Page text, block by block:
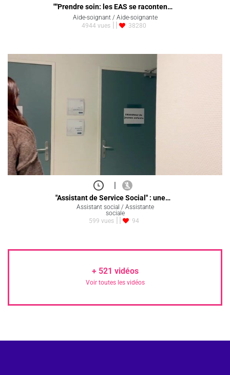
""Prendre soin: les EAS se raconten…
Aide-soignant / Aide-soignante
4944 vues
38280
|
"Assistant de Service Social" : une…
Assistant social / Assistante
sociale
599 vues
94
+ 521 vidéos
Voir toutes les vidéos